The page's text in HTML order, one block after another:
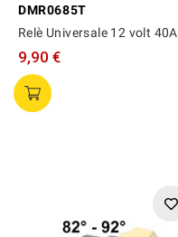
DMR0685T
Relè Universale 12 volt 40A
9,90 €